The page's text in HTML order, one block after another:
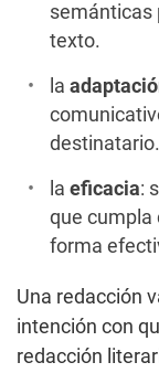
semánticas
texto.
la
destinatario.
la eficacia:
que cumpla
forma
Una redacción
intención con
redacción